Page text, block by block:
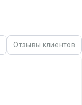
Отзывы клиентов